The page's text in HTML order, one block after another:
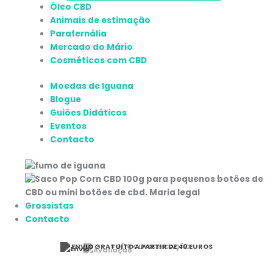
Óleo CBD
Animais de estimação
Parafernália
Mercado do Mário
Cosméticos com CBD
Moedas de Iguana
Blogue
Guiões Didáticos
Eventos
Contacto
Grossistas
Contacto
⭐ 9/10 CLASSIFICAÇÃO